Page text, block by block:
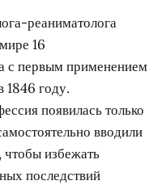
реаниматолога
16
с первым применением
1846 году.
появилась только
вводили
избежать
последствий